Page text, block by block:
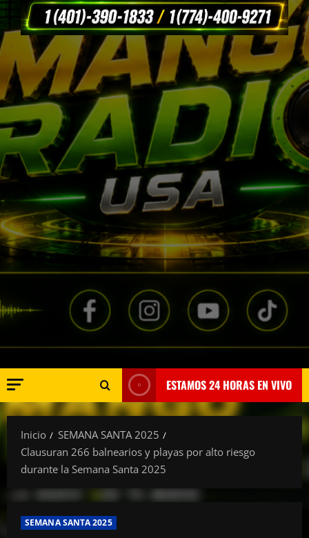
ESTAMOS 24 HORAS EN VIVO
Inicio
SEMANA SANTA 2025
Clausuran 266 balnearios y playas por alto riesgo
durante la Semana Santa 2025
SEMANA SANTA 2025